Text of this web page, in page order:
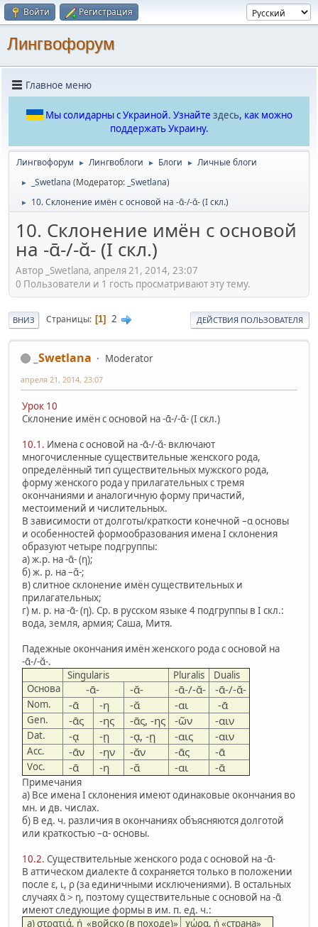
Войти Регистрация
Лингвофорум
Главное меню
Мы солидарны с Украиной. Узнайте здесь, как можно
поддержать Украину.
Лингвофорум ► Лингвоблоги ► Блоги ► Личные блоги
► _Swetlana (Модератор: _Swetlana)
► 10. Склонение имён с основой на -ᾱ-/-ᾰ- (I скл.)
10. Склонение имён с основой
на -ᾱ-/-ᾰ- (I скл.)
Автор _Swetlana, апреля 21, 2014, 23:07
0 Пользователи и 1 гость просматривают эту тему.
ВНИЗ Страницы 1 2 ДЕЙСТВИЯ ПОЛЬЗОВАТЕЛЯ
_Swetlana Moderator
апреля 21, 2014, 23:07
Урок 10
Склонение имён с основой на -ᾱ-/-ᾰ- (I скл.)
10.1. Имена с основой на -ᾱ-/-ᾰ- включают
многочисленные существительные женского рода,
определённый тип существительных мужского рода,
форму женского рода у прилагательных с тремя
окончаниями и аналогичную форму причастий,
местоимений и числительных.
В зависимости от долготы/краткости конечной –α основы
и особенностей формообразования имена I склонения
образуют четыре подгруппы:
а) ж.р. на -ᾱ- (η);
б) ж. р. на –ᾰ-;
в) слитное склонение имён существительных и
прилагательных;
г) м. р. на -ᾱ- (η). Ср. в русском языке 4 подгруппы в I скл.:
вода, земля, армия; Саша, Митя.
Падежные окончания имён женского рода с основой на
-ᾱ-/-ᾰ-.
Singularis
Pluralis
Dualis
Основа
-ᾱ- -ᾰ- -ᾱ-/-ᾰ- -ᾱ-/-ᾰ-
Nom. -ᾱ -η -ᾰ -αι -ᾱ
Gen. -ᾱς -ης -ᾱς, -ης -ῶν -αιν
Dat. -ᾳ -ῃ -ᾳ, -ῃ -αις -αιν
Acc. -ᾱν -ην -ᾰν -ᾱς -ᾱ
Voc. -ᾱ -η -ᾰ -αι -ᾱ
Примечания
а) Все имена I склонения имеют одинаковые окончания во
мн. и дв. числах.
б) В ед. ч. различия в окончаниях объясняются долготой
или краткостью –α- основы.
10.2. Существительные женского рода с основой на -ᾱ-
В аттическом диалекте ᾱ сохраняется только в положении
после ε, ι, ρ (за единичными исключениями). В остальных
случаях ᾱ > η, поэтому существительные с основой на -ᾱ
имеют следующие формы в им. п. ед. ч.:
а) στρατιά, ἡ «войско (в походе)»
χώρα, ἡ «страна»